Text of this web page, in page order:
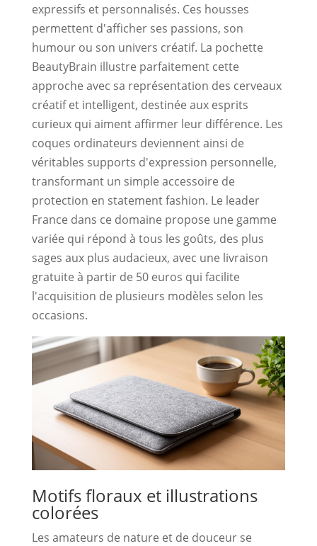
expressifs et personnalisés. Ces housses
permettent d'afficher ses passions, son
humour ou son univers créatif. La pochette
BeautyBrain illustre parfaitement cette
approche avec sa représentation des cerveaux
créatif et intelligent, destinée aux esprits
curieux qui aiment affirmer leur différence. Les
coques ordinateurs deviennent ainsi de
véritables supports d'expression personnelle,
transformant un simple accessoire de
protection en statement fashion. Le leader
France dans ce domaine propose une gamme
variée qui répond à tous les goûts, des plus
sages aux plus audacieux, avec une livraison
gratuite à partir de 50 euros qui facilite
l'acquisition de plusieurs modèles selon les
occasions.
Motifs floraux et illustrations
colorées
Les amateurs de nature et de douceur se